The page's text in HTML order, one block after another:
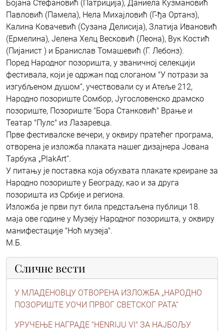
Бојана Стефановић (Патриција), Даниела Кузмановић
Павловић (Памела), Нела Михајловић (Г-ђа Ортанз),
Калина Ковачевић (Сузана Делисија), Златија Ивановић
(Ермелина), Јелена Хелц Весковић (Леона), Вук Костић
(Пијанист ) и Бранислав Томашевић (Г. Лебонз).
Поред Народног позоришта, у званичној селекцији
фестивала, који је одржан под слоганом "У потрази за
изгубљеном душом“, учествовали су и Атеље 212,
Народно позориште Сомбор, Југословенско драмско
позориште, Позориште "Бора Станковић" Врање и
Театар "Пулс" из Лазаревца.
Прве фестивалске вечери, у оквиру пратећег програма,
отворена је изложбa плаката нашег дизајнера Јована
Тарбука „PlakArt“.
У питању је поставка која обухвата плакате креиране за
Народно позориште у Београду, као и за друга
позоришта из Србије и региона.
Изложба је први пут била предстаљена публици 18.
маја ове године у Музеју Народног позоришта, у оквиру
манифестације "Ноћ музеја".
М.Б.
Сличне вести
У МЛАДЕНОВЦУ ОТВОРЕНА ИЗЛОЖБА „НАРОДНО
ПОЗОРИШТЕ УОЧИ ПРВОГ СВЕТСКОГ РАТА“
УРУЧЕЊЕ НАГРАДЕ "HENRIJU VI" ЗА НАЈБОЉУ